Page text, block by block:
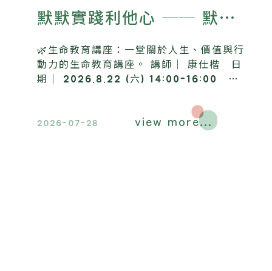
默默實踐利他心 ── 默默
書店與流浪動物的故事
🌿生命教育講座：一堂關於人生、價值與行
動力的生命教育講座。 講師｜ 康仕楷 日
期｜ 2026.8.22 (六) 14:00-16:00 地
2026-07-28 view more...